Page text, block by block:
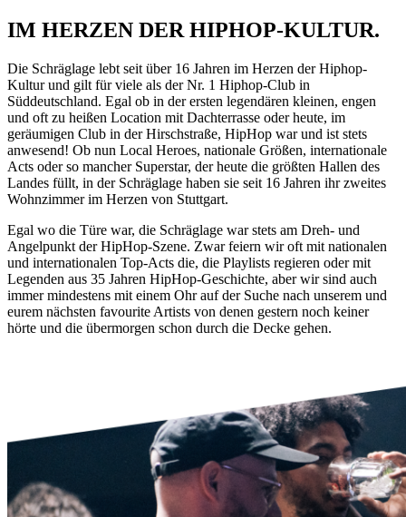
IM HERZEN DER HIPHOP-KULTUR.
Die Schräglage lebt seit über 16 Jahren im Herzen der Hiphop-
Kultur und gilt für viele als der Nr. 1 Hiphop-Club in
Süddeutschland. Egal ob in der ersten legendären kleinen, engen
und oft zu heißen Location mit Dachterrasse oder heute, im
geräumigen Club in der Hirschstraße, HipHop war und ist stets
anwesend! Ob nun Local Heroes, nationale Größen, internationale
Acts oder so mancher Superstar, der heute die größten Hallen des
Landes füllt, in der Schräglage haben sie seit 16 Jahren ihr zweites
Wohnzimmer im Herzen von Stuttgart.
Egal wo die Türe war, die Schräglage war stets am Dreh- und
Angelpunkt der HipHop-Szene. Zwar feiern wir oft mit nationalen
und internationalen Top-Acts die, die Playlists regieren oder mit
Legenden aus 35 Jahren HipHop-Geschichte, aber wir sind auch
immer mindestens mit einem Ohr auf der Suche nach unserem und
eurem nächsten favourite Artists von denen gestern noch keiner
hörte und die übermorgen schon durch die Decke gehen.